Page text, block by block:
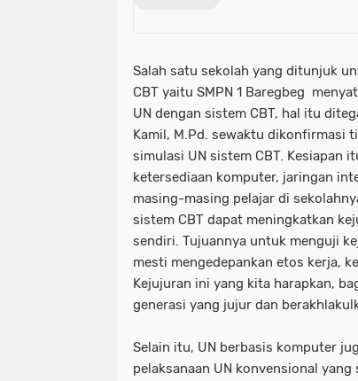
Salah satu sekolah yang ditunjuk
CBT yaitu SMPN 1 Baregbeg
UN dengan sistem CBT, hal itu
Kamil, M.Pd. sewaktu dikonfirmasi
simulasi UN sistem CBT. Kesiapan
ketersediaan komputer, jaringan
masing-masing pelajar di
sistem CBT dapat meningkatkan
sendiri. Tujuannya untuk menguji
mesti mengedepankan etos kerja,
Kejujuran ini yang kita harapkan,
generasi yang jujur dan
Selain itu, UN berbasis komputer
pelaksanaan UN konvensional